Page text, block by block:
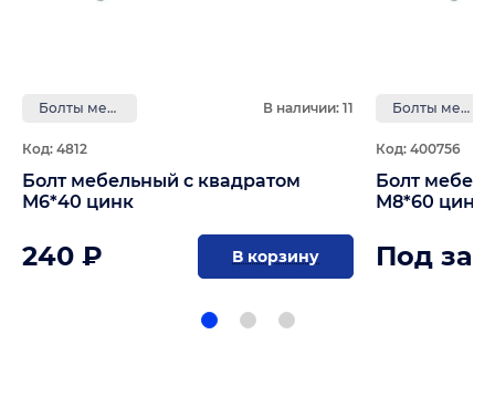
Болты мебельные с квадратом В наличии: 11
Код: 4812
Болт мебельный с квадратом
М6*40 цинк
240 ₽ В корзину
Болты мебельные с квадратом
Код: 400756
Болт
М8*60 цинк
Под